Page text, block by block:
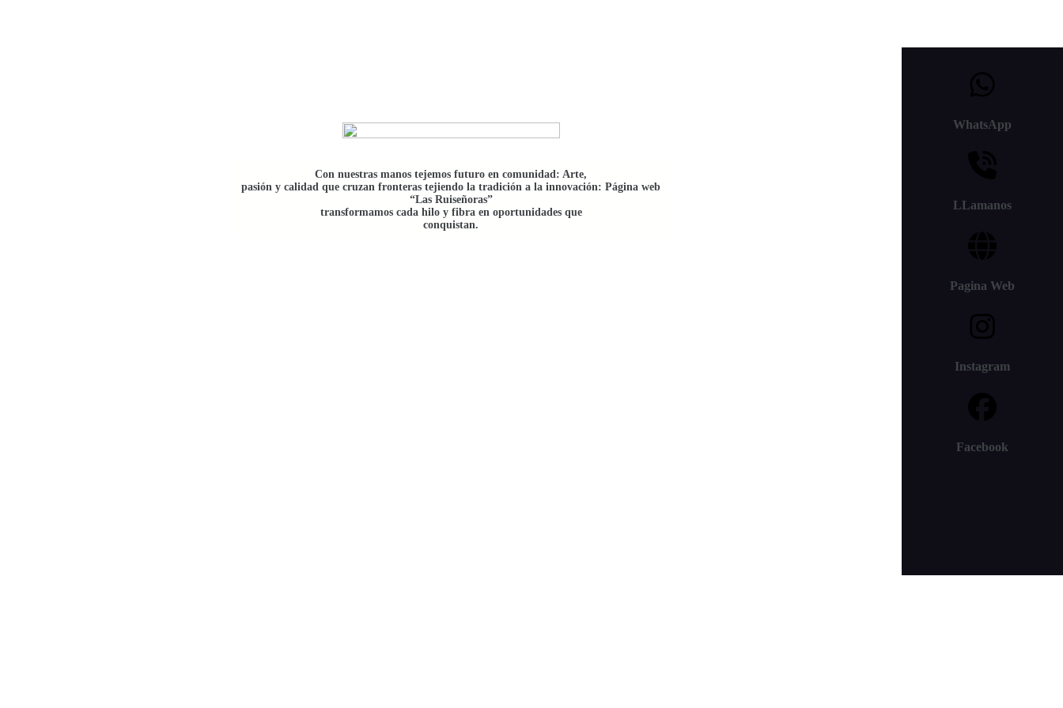
Con nuestras manos tejemos futuro en comunidad: Arte,
pasión y calidad que cruzan fronteras tejiendo la tradición a la innovación: Página web
“Las Ruiseñoras”
transformamos cada hilo y fibra en oportunidades que
conquistan.
WhatsApp
LLamanos
Pagina Web
Instagram
Facebook